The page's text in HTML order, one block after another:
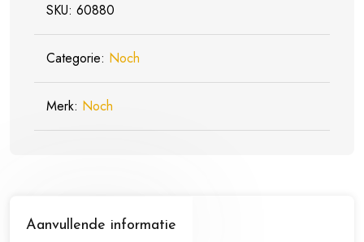
motief
Grijs,
SKU: 60880
Categorie: Noch
Merk: Noch
Aanvullende informatie